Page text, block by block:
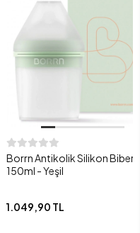
Borrn Antikolik Silikon
150ml - Yeşil
1.049,90 TL